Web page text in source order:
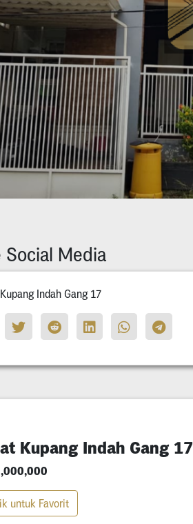
Social Media
Indah Gang 17
Kupang Indah Gang 17
untuk Favorit